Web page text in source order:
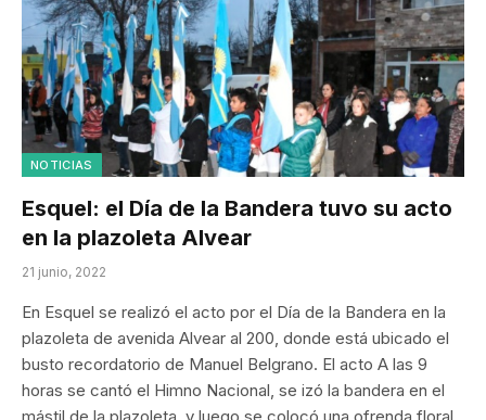
NOTICIAS
Esquel: el Día de la Bandera tuvo su acto
en la plazoleta Alvear
21 junio, 2022
En Esquel se realizó el acto por el Día de la Bandera en la
plazoleta de avenida Alvear al 200, donde está ubicado el
busto recordatorio de Manuel Belgrano. El acto A las 9
horas se cantó el Himno Nacional, se izó la bandera en el